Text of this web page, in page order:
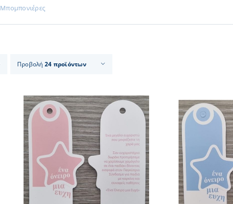
Μπομπονιέρες
Προβολή 24 προϊόντων
ΠΡΟΣΘΗΚΗ ΣΤΟ ΚΑΛΑΘΙ
ΛΕΠΤΟΜΕΡΕΙΕΣ